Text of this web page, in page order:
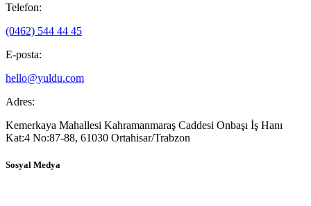
Telefon:
(0462) 544 44 45
E-posta:
hello@yuldu.com
Adres:
Kemerkaya Mahallesi Kahramanmaraş Caddesi Onbaşı İş Hanı
Kat:4 No:87-88, 61030 Ortahisar/Trabzon
Sosyal Medya